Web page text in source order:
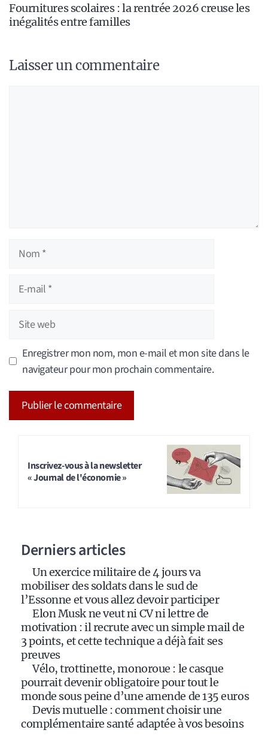
Fournitures scolaires : la rentrée 2026 creuse les
inégalités entre familles
Laisser un commentaire
Nom
Site
web
Enregistrer mon nom, mon e-mail et mon site dans le
navigateur pour mon prochain commentaire.
Inscrivez-vous à la newsletter
« Journal de l'économie »
Derniers articles
Un exercice militaire de 4 jours va
mobiliser des soldats dans le sud de
l’Essonne et vous allez devoir participer
Elon Musk ne veut ni CV ni lettre de
motivation : il recrute avec un simple mail de
3 points, et cette technique a déjà fait ses
preuves
Vélo, trottinette, monoroue : le casque
pourrait devenir obligatoire pour tout le
monde sous peine d’une amende de 135 euros
Devis mutuelle : comment choisir une
complémentaire santé adaptée à vos besoins